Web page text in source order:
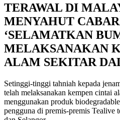
TERAWAL DI
MENYAHUT
‘SELAMATKAN
MELAKSANAKAN
ALAM SEKITAR
Setinggi-tinggi tahniah kepada
telah melaksanakan kempen cintai
menggunakan produk
pengguna di premis-premis Tealive